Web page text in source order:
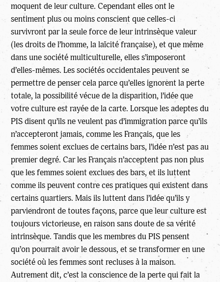
moquent de leur culture. Cependant elles ont le
sentiment plus ou moins conscient que celles-ci
survivront par la seule force de leur intrinsèque valeur
(les droits de l’homme, la laïcité française), et que même
dans une société multiculturelle, elles s’imposeront
d’elles-mêmes. Les sociétés occidentales peuvent se
permettre de penser cela parce qu’elles ignorent la perte
totale, la possibilité vécue de la disparition, l’idée que
votre culture est rayée de la carte. Lorsque les adeptes du
PIS disent qu’ils ne veulent pas d’immigration parce qu’ils
n’accepteront jamais, comme les Français, que les
femmes soient exclues de certains bars, l’idée n’est pas au
premier degré. Car les Français n’acceptent pas non plus
que les femmes soient exclues des bars, et ils luttent
comme ils peuvent contre ces pratiques qui existent dans
certains quartiers. Mais ils luttent dans l’idée qu’ils y
parviendront de toutes façons, parce que leur culture est
toujours victorieuse, en raison sans doute de sa vérité
intrinsèque. Tandis que les membres du PIS pensent
qu’on pourrait avoir le dessous, et se transformer en une
société où les femmes sont recluses à la maison.
Autrement dit, c’est la conscience de la perte qui fait la